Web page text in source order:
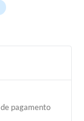
pagamento